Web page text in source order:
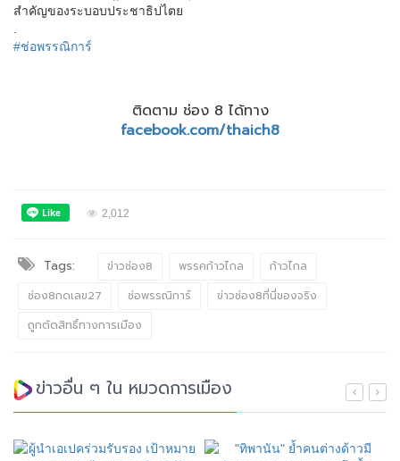
สำคัญของระบอบประชาธิปไตย
.
#ช่อพรรณิการ์
ติดตาม ช่อง 8 ได้ทาง
facebook.com/thaich8
2,012
Tags: ข่าวช่อง8 พรรคก้าวไกล
ก้าวไกล
ช่อง8กดเลข27
ช่อพรรณิการ์
ข่าวช่อง8ที่นี่ของจริง
ถูกตัดสิทธิ์ทางการเมือง
ข่าวอื่น ๆ ใน หมวดการเมือง